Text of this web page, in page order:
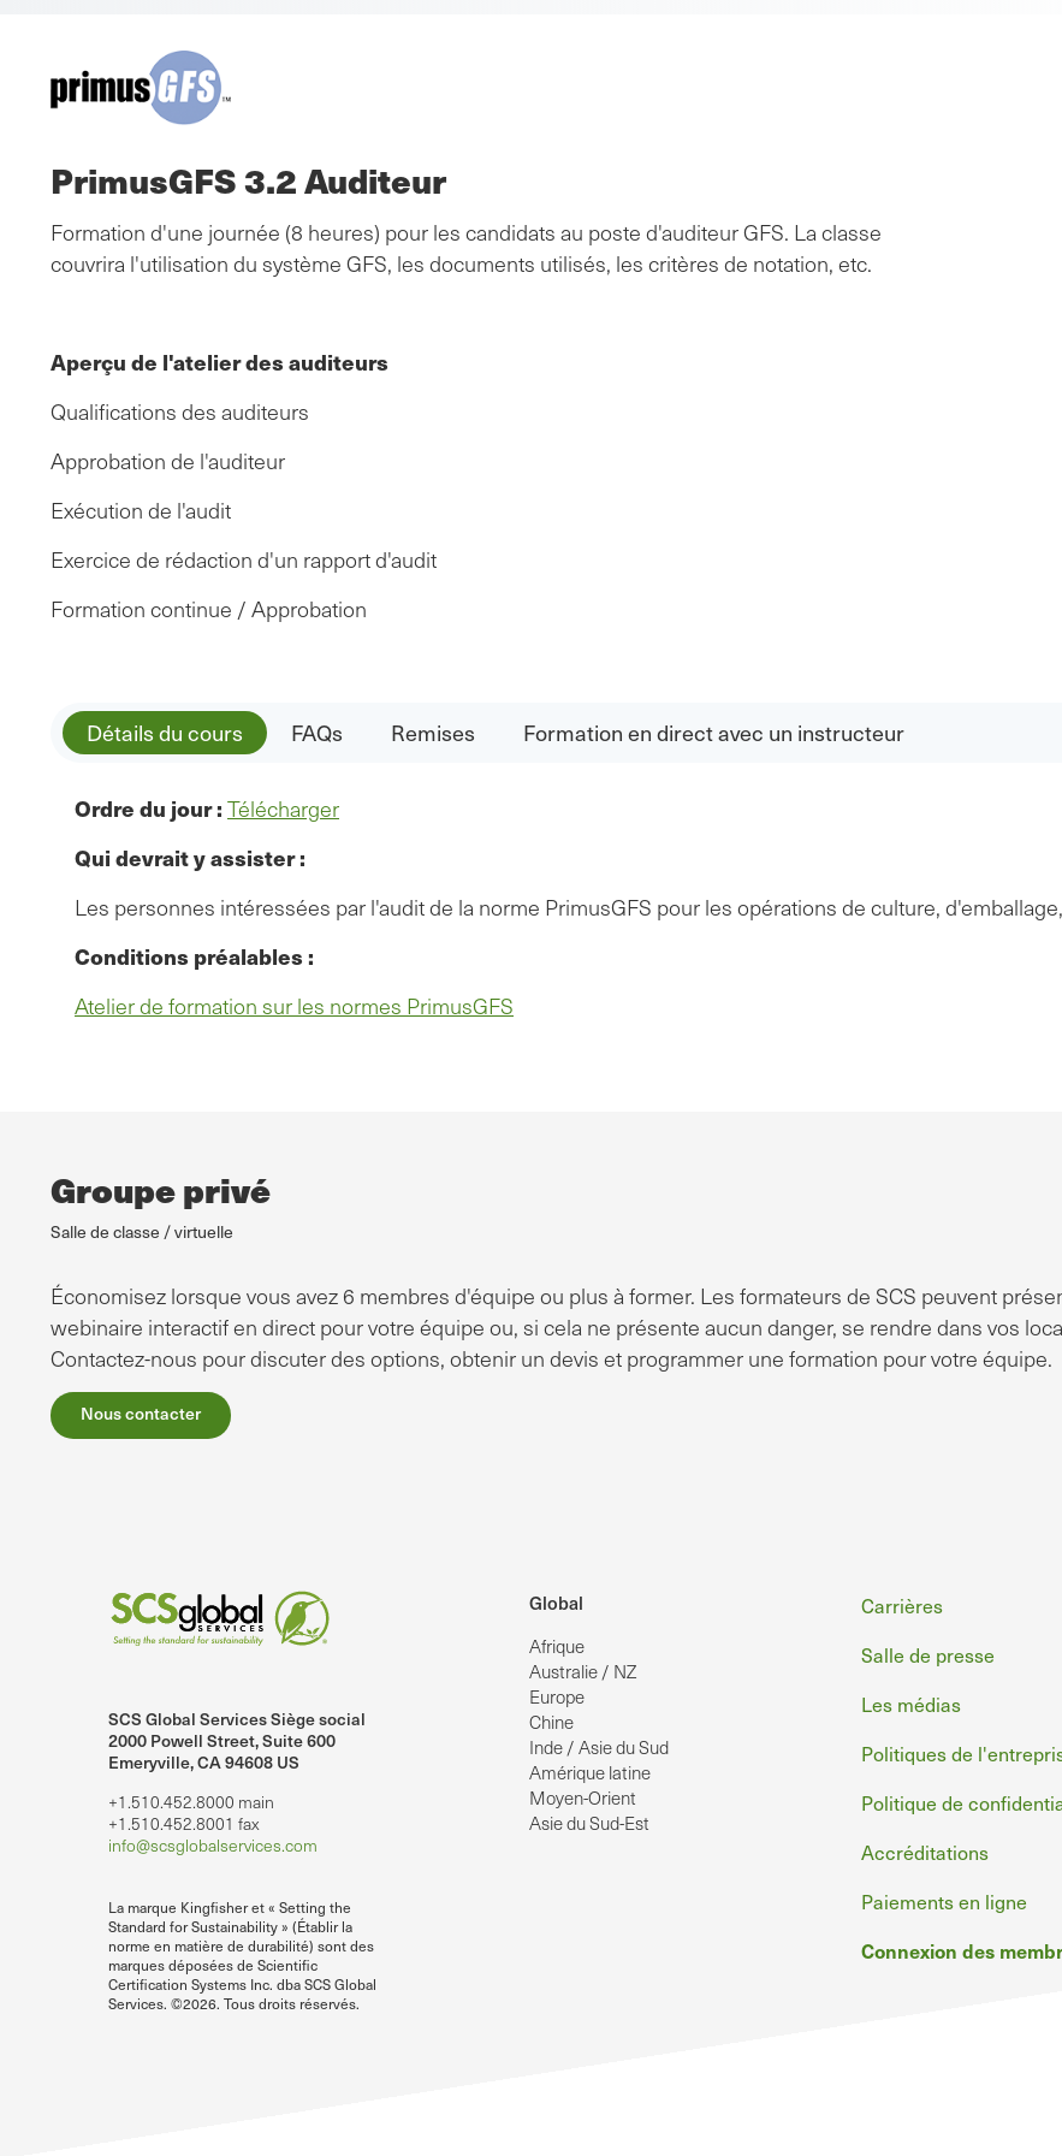
PrimusGFS 3.2 Auditeur
Formation d'une journée (8 heures) pour les candidats au poste d'auditeur GFS. La classe
couvrira l'utilisation du système GFS, les documents utilisés, les critères de notation, etc.
Aperçu de l'atelier des auditeurs
Qualifications des auditeurs
Approbation de l'auditeur
Exécution de l'audit
Exercice de rédaction d'un rapport d'audit
Formation continue / Approbation
Détails du cours FAQs Remises Formation en direct avec un instructeur
Ordre du jour : Télécharger
Qui devrait y assister :
Les personnes intéressées par l'audit de la norme PrimusGFS pour les opérations de culture,
Conditions préalables :
Atelier de formation sur les normes PrimusGFS
Groupe privé
Salle de classe / virtuelle
Économisez lorsque vous avez 6 membres d'équipe ou plus à former. Les formateurs de SCS peuvent
webinaire interactif en direct pour votre équipe ou, si cela ne présente aucun danger, se rendre dans vos
Contactez-nous pour discuter des options, obtenir un devis et programmer une formation pour votre équipe.
Nous contacter
SCS Global Services Siège social
2000 Powell Street, Suite 600
Emeryville, CA 94608 US
+1.510.452.8000 main
+1.510.452.8001 fax
info@scsglobalservices.com
La marque Kingfisher et « Setting the
Standard for Sustainability » (Établir la
norme en matière de durabilité) sont des
marques déposées de Scientific
Certification Systems Inc. dba SCS Global
Services. ©2026. Tous droits réservés.
Global
Afrique
Australie / NZ
Europe
Chine
Inde / Asie du Sud
Amérique latine
Moyen-Orient
Asie du Sud-Est
Pied
de
page
Carrières
Salle de presse
Les médias
Politiques de
Politique de
Accréditations
Paiements en ligne
Connexion des
sur LinkedIn.
SCS Global Services sur YouTube